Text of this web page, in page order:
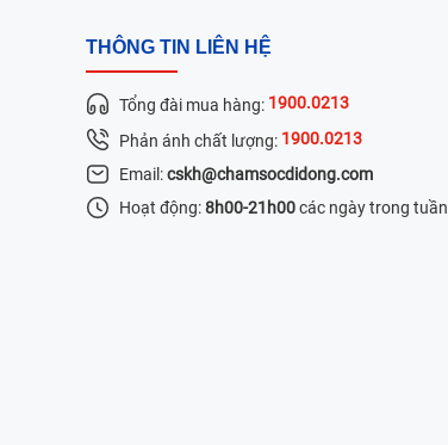
THÔNG TIN LIÊN HỆ
Tổng đài mua hàng: 1900.0213
Phản ánh chất lượng: 1900.0213
Email:cskh@chamsocdidong.com
Hoạt động:8h00-21h00các ngày trong tuần